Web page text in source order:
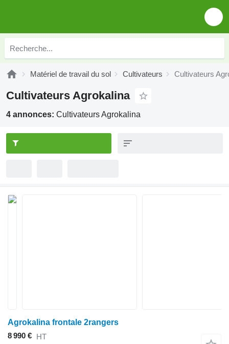
Matériel de travail du sol Cultivateurs Cultivateurs
Cultivateurs Agrokalina
4 annonces: Cultivateurs Agrokalina
Agrokalina frontale 2rangers
8 990 € HT